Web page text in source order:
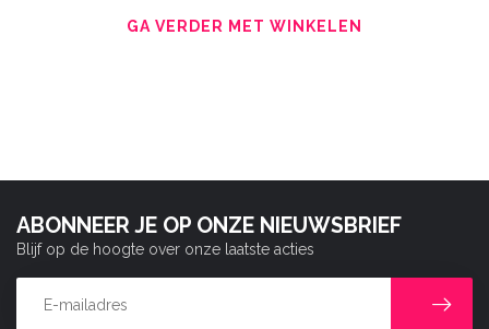
GA VERDER MET WINKELEN
ABONNEER JE OP ONZE NIEUWSBRIEF
Blijf op de hoogte over onze laatste acties